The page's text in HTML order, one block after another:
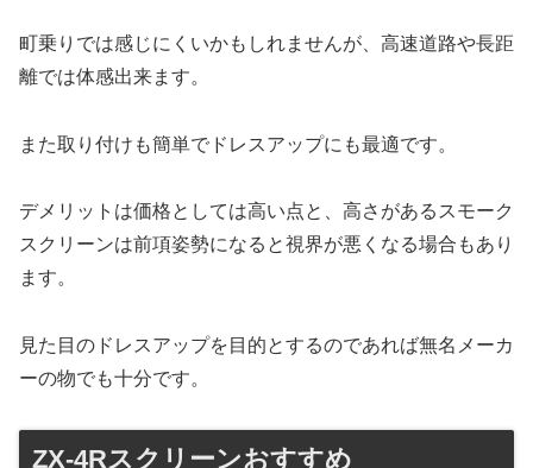
町乗りでは感じにくいかもしれませんが、高速道路や長距
離では体感出来ます。
また取り付けも簡単でドレスアップにも最適です。
デメリットは価格としては高い点と、高さがあるスモーク
スクリーンは前項姿勢になると視界が悪くなる場合もあり
ます。
見た目のドレスアップを目的とするのであれば無名メーカ
ーの物でも十分です。
ZX-4Rスクリーンおすすめ